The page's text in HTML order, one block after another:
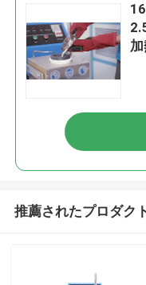
推薦されたプロダク